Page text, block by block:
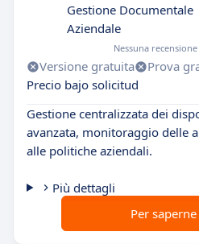
Gestione Documentale
Aziendale
Nessuna
Versione gratuita Prova
Precio bajo solicitud
Gestione centralizzata dei
avanzata, monitoraggio delle
alle politiche aziendali.
Più dettagli
Per